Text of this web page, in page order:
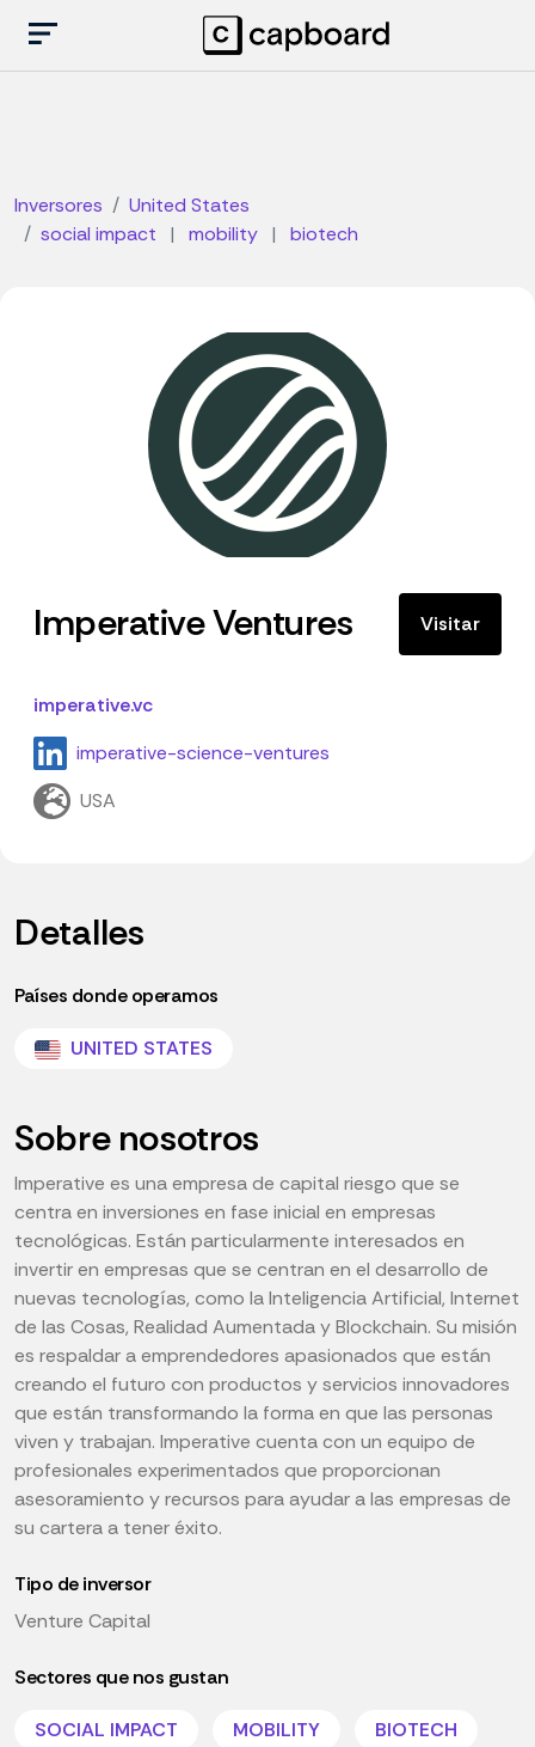
Inversores
United States
social impact
| mobility | biotech
Imperative Ventures Visitar
imperative.vc
imperative-science-ventures
USA
Detalles
Países donde operamos
UNITED STATES
Sobre nosotros
Imperative es una empresa de capital riesgo que se
centra en inversiones en fase inicial en empresas
tecnológicas. Están particularmente interesados en
invertir en empresas que se centran en el desarrollo de
nuevas tecnologías, como la Inteligencia Artificial, Internet
de las Cosas, Realidad Aumentada y Blockchain. Su misión
es respaldar a emprendedores apasionados que están
creando el futuro con productos y servicios innovadores
que están transformando la forma en que las personas
viven y trabajan. Imperative cuenta con un equipo de
profesionales experimentados que proporcionan
asesoramiento y recursos para ayudar a las empresas de
su cartera a tener éxito.
Tipo de inversor
Venture Capital
Sectores que nos gustan
SOCIAL IMPACT MOBILITY
BIOTECH